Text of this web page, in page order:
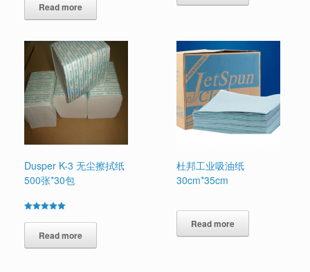
Read more
Dusper K-3 无尘擦拭纸
500张*30包
5.00
out of 5Read more
杜邦工业吸油纸
30cm*35cm
Read more